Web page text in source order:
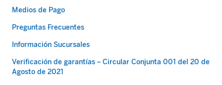
Medios de Pago
Preguntas Frecuentes
Información Sucursales
Verificación de garantías – Circular Conjunta 001 del 20 de
Agosto de 2021